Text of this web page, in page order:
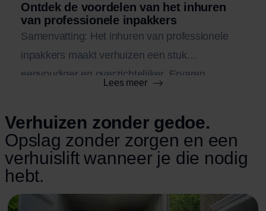
Ontdek de voordelen van het inhuren
van professionele inpakkers
Samenvatting: Het inhuren van professionele
inpakkers maakt verhuizen een stuk
eenvoudiger en overzichtelijker. Ervaren
verpakt, waardoor de kans op schade minimaal
is. Dit bespaart niet alleen veel tijd en stress,
maar zorgt er ook voor dat de verhuisdag sneller
Lees meer
Verhuizen zonder gedoe.
Opslag zonder zorgen en een
verhuislift wanneer je die nodig
hebt.